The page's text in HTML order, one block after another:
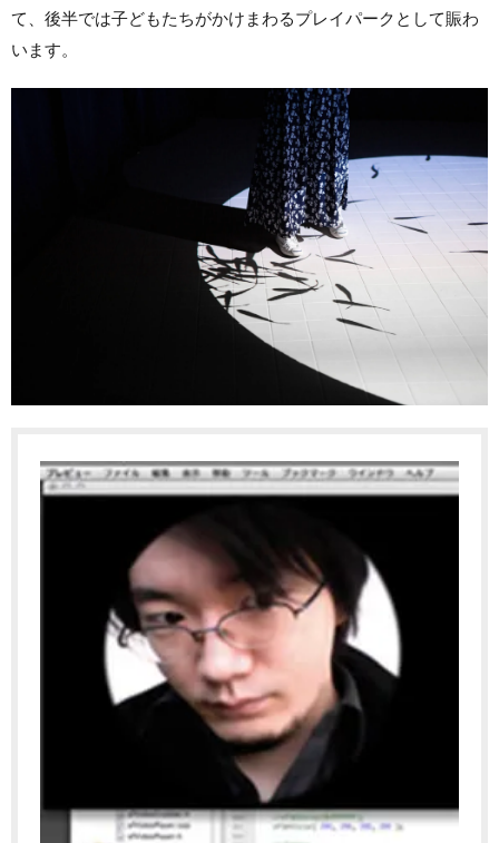
て、後半では子どもたちがかけまわるプレイパークとして賑わ
います。